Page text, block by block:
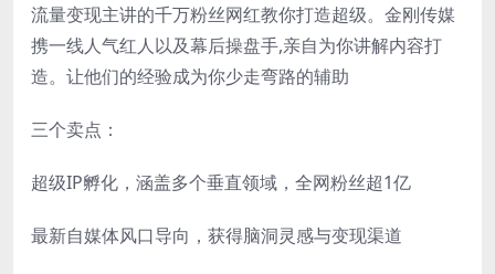
流量变现主讲的千万粉丝网红教你打造超级。金刚传媒
携一线人气红人以及幕后操盘手,亲自为你讲解内容打
造。让他们的经验成为你少走弯路的辅助
三个卖点：
超级IP孵化，涵盖多个垂直领域，全网粉丝超1亿
最新自媒体风口导向，获得脑洞灵感与变现渠道